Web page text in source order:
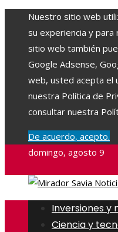
Nuestro sitio web
su experiencia y
sitio web también
Google Adsense,
web, usted acepta el
nuestra Política de
consultar nuestra
De acuerdo, acepto.
domingo, agosto 9
Inversiones y
Ciencia y